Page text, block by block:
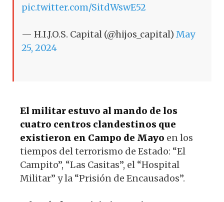
pic.twitter.com/SitdWswE52
— H.I.J.O.S. Capital (@hijos_capital) May
25, 2024
El militar estuvo al mando de los
cuatro centros clandestinos que
existieron en Campo de Mayo en los
tiempos del terrorismo de Estado: “El
Campito”, “Las Casitas”, el “Hospital
Militar” y la “Prisión de Encausados”.